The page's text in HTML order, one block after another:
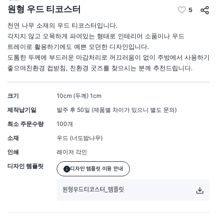
원형 우드 티코스터 5
천연 나무 소재의 우드 티코스터입니다.
각지지 않고 오목하게 파여있는 형태로 인테리어 소품이나 우드
트레이로 활용하기에도 예쁜 모던한 디자인입니다.
도톰한 두께에 부드러운 마감처리로 꺼끄러움이 없이 주방에서 사용하기
좋으며친환경 컵받침, 친환경 굿즈를 찾으시는 분께 추천드립니다.
크기
10cm (두께) 1cm
제작납기일
발주 후 50일 (제품별 차이가 있으니 별도 문의)
최소 주문수량
100개
소재
우드 (너도밤나무)
인쇄
레이저 각인
디자인 템플릿
디자인 템플릿 이용 안내
원형우드티코스터_템플릿